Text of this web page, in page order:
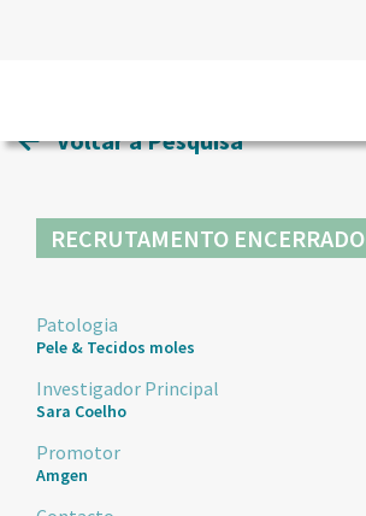
Voltar à Pesquisa
RECRUTAMENTO ENCERRADO
Patologia
Pele & Tecidos moles
Investigador Principal
Sara Coelho
Promotor
Amgen